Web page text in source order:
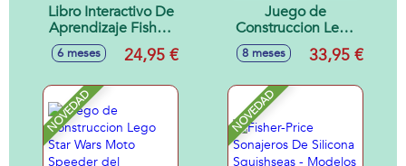
Libro Interactivo De
Aprendizaje Fisher-
Price Ríe Y
Aprende Con Luz y
6 meses 24,95 €
Juego de
Construccion Lego
Star Wars Speeder
de Cobb Vanth
8 meses 33,95 €
NOVEDAD NOVEDAD